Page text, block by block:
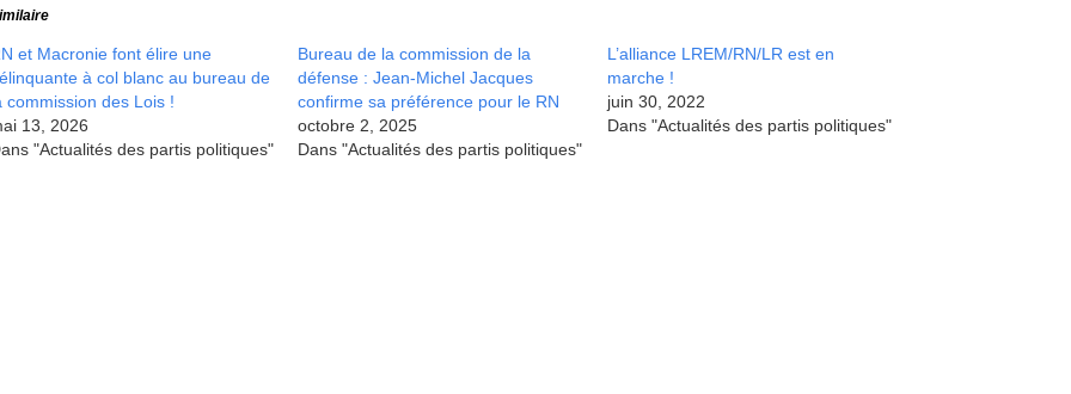
et Macronie font élire une
à col blanc au bureau de
commission des Lois !
13, 2026
"Actualités des partis politiques"
Bureau de la commission de la
défense : Jean-Michel Jacques
confirme sa préférence pour le RN
octobre 2, 2025
Dans "Actualités des partis politiques"
L’alliance LREM/RN/LR est en
marche !
juin 30, 2022
Dans "Actualités des partis politiques"